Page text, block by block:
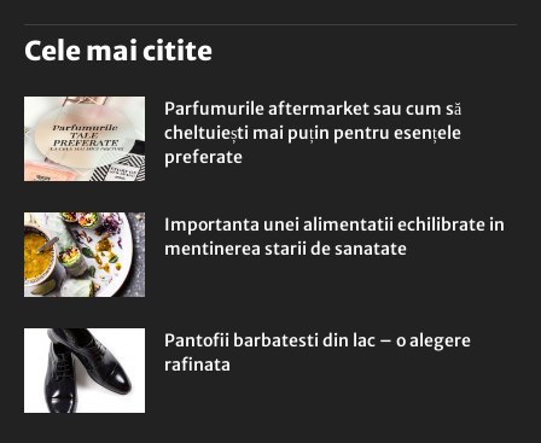
Cele mai citite
Parfumurile aftermarket sau cum să
cheltuiești mai puțin pentru esențele
preferate
Importanta unei alimentatii echilibrate in
mentinerea starii de sanatate
Pantofii barbatesti din lac – o alegere
rafinata